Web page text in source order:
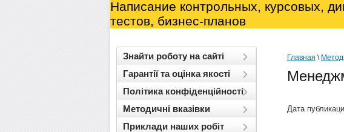
Написание контрольных, курсовых,
тестов, бизнес-планов
Знайти роботу на сайті
Гарантії та оцінка якості
Політика конфіденційності
Методичні вказівки
Приклади наших робіт
Главная \
Дата